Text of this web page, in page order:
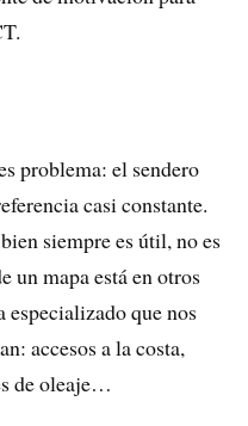
problema: el sendero
casi constante.
siempre es útil, no es
un mapa está en otros
especializado que nos
accesos a la costa,
de oleaje…